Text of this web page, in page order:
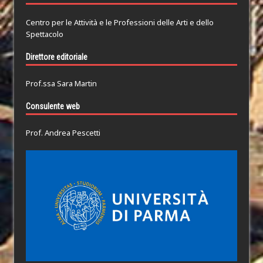
Centro per le Attività e le Professioni delle Arti e dello
Spettacolo
Direttore editoriale
Prof.ssa Sara Martin
Consulente web
Prof. Andrea Pescetti